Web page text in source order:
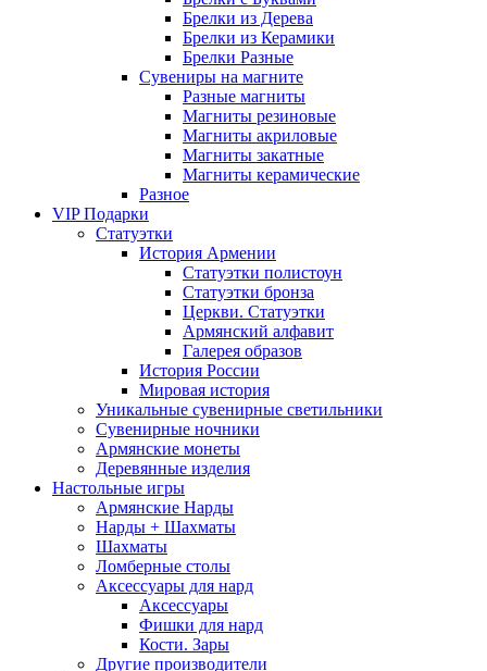
Брелки из Дерева
Брелки из Керамики
Брелки Разные
Сувениры на магните
Разные магниты
Магниты резиновые
Магниты акриловые
Магниты закатные
Магниты керамические
Разное
VIP Подарки
Статуэтки
История Армении
Статуэтки полистоун
Статуэтки бронза
Церкви. Статуэтки
Армянский алфавит
Галерея образов
История России
Мировая история
Уникальные сувенирные светильники
Сувенирные ночники
Армянские монеты
Деревянные изделия
Настольные игры
Армянские Нарды
Нарды + Шахматы
Шахматы
Ломберные столы
Аксессуары для нард
Аксессуары
Фишки для нард
Кости. Зары
Другие производители